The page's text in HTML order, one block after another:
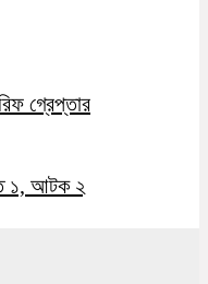
গ্রেপ্তার
১, আটক ২